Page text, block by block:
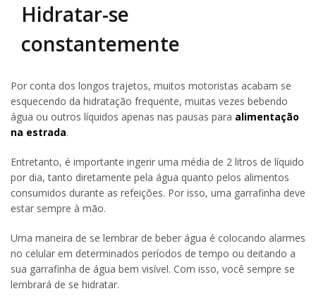
Hidratar-se
constantemente
Por conta dos longos trajetos, muitos motoristas acabam se
esquecendo da hidratação frequente, muitas vezes bebendo
água ou outros líquidos apenas nas pausas para alimentação
na estrada.
Entretanto, é importante ingerir uma média de 2 litros de líquido
por dia, tanto diretamente pela água quanto pelos alimentos
consumidos durante as refeições. Por isso, uma garrafinha deve
estar sempre à mão.
Uma maneira de se lembrar de beber água é colocando alarmes
no celular em determinados períodos de tempo ou deitando a
sua garrafinha de água bem visível. Com isso, você sempre se
lembrará de se hidratar.